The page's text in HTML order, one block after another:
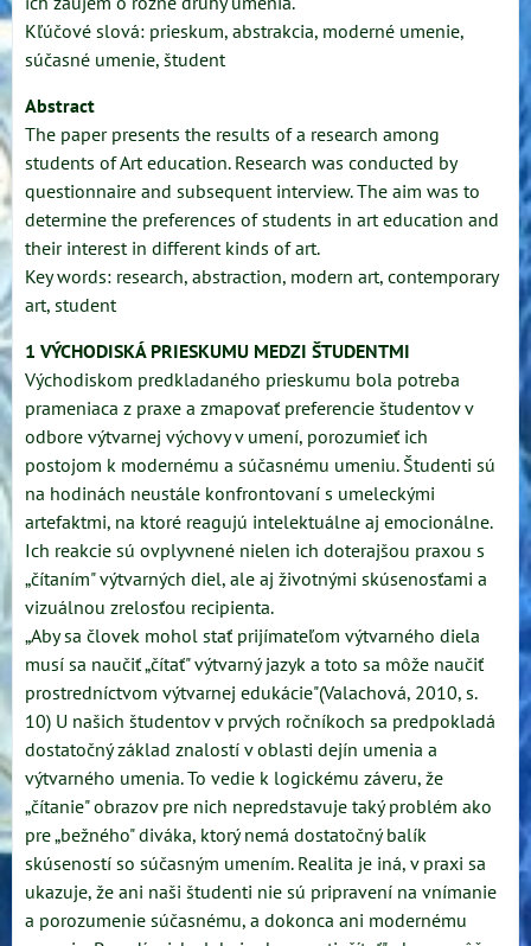
Kľúčové slová: prieskum, abstrakcia, moderné umenie,
súčasné umenie, študent
Abstract
The paper presents the results of a research among
students of Art education. Research was conducted by
questionnaire and subsequent interview. The aim was to
determine the preferences of students in art education and
their interest in different kinds of art.
Key words: research, abstraction, modern art, contemporary
art, student
1 VÝCHODISKÁ PRIESKUMU MEDZI ŠTUDENTMI
Východiskom predkladaného prieskumu bola potreba
prameniaca z praxe a zmapovať preferencie študentov v
odbore výtvarnej výchovy v umení, porozumieť ich
postojom k modernému a súčasnému umeniu. Študenti sú
na hodinách neustále konfrontovaní s umeleckými
artefaktmi, na ktoré reagujú intelektuálne aj emocionálne.
Ich reakcie sú ovplyvnené nielen ich doterajšou praxou s
„čítaním" výtvarných diel, ale aj životnými skúsenosťami a
vizuálnou zrelosťou recipienta.
„Aby sa človek mohol stať prijímateľom výtvarného diela
musí sa naučiť „čítať" výtvarný jazyk a toto sa môže naučiť
prostredníctvom výtvarnej edukácie"(Valachová, 2010, s.
10) U našich študentov v prvých ročníkoch sa predpokladá
dostatočný základ znalostí v oblasti dejín umenia a
výtvarného umenia. To vedie k logickému záveru, že
„čítanie" obrazov pre nich nepredstavuje taký problém ako
pre „bežného" diváka, ktorý nemá dostatočný balík
skúseností so súčasným umením. Realita je iná, v praxi sa
ukazuje, že ani naši študenti nie sú pripravení na vnímanie
a porozumenie súčasnému, a dokonca ani modernému